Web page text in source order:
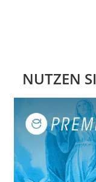
NUTZEN